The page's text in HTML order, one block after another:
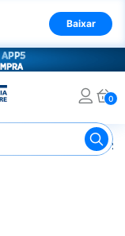
Baixar
0
Leave In